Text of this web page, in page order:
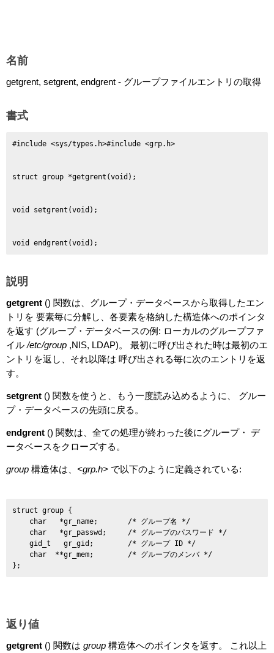
名前
getgrent, setgrent, endgrent - グループファイルエントリの取得
書式
void endgrent(void);
説明
getgrent () 関数は、グループ・データベースから取得したエン
トリを 要素毎に分解し、各要素を格納した構造体へのポインタ
を返す (グループ・データベースの例: ローカルのグループファ
イル/etc/group ,NIS, LDAP)。 最初に呼び出された時は最初のエ
ントリを返し、それ以降は 呼び出される毎に次のエントリを返
す。
setgrent () 関数を使うと、もう一度読み込めるように、 グルー
プ・データベースの先頭に戻る。
endgrent () 関数は、全ての処理が終わった後にグループ・ デ
ータベースをクローズする。
group 構造体は、 <grp.h> で以下のように定義されている:
struct group {
    char   *gr_name;       /* グループ名 */
    char   *gr_passwd;     /* グループのパスワード */
    gid_t   gr_gid;        /* グループ ID */
    char  **gr_mem;        /* グループのメンバ */
返り値
getgrent () 関数は group 構造体へのポインタを返す。 これ以上